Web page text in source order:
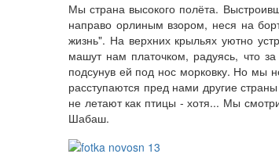
Мы страна высокого полёта.
направо орлиным взором, неся на
жизнь". На верхних крыльях уютно
машут нам платочком, радуясь, что
подсунув ей под нос морковку. Но мы
расступаются пред нами другие
не летают как птицы - хотя... Мы
Шабаш.